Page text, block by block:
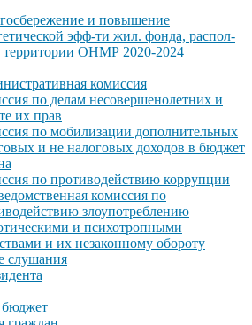
и повышение
эфф-ти жил. фонда, распол-
территории ОНМР 2020-2024
комиссия
по делам несовершенолетних и
их прав
по мобилизации дополнительных
и не налоговых доходов в бюджет
по противодействию коррупции
комиссия по
злоупотреблению
и психотропными
и их незаконному обороту
слушания